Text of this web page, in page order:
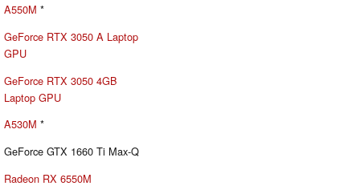
A550M *
GeForce RTX 3050 A Laptop
GPU
GeForce RTX 3050 4GB
Laptop GPU
A530M *
GeForce GTX 1660 Ti Max-Q
Radeon RX 6550M